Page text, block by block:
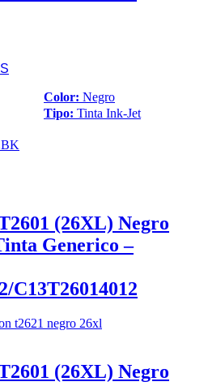
Color: Negro
Tipo: Tinta Ink-Jet
(26XL) Negro
Generico –
C13T26014012
(26XL) Negro